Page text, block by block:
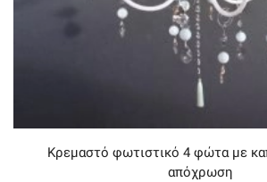
Κρεμαστό φωτιστικό 4 φώτα με
απόχρωση